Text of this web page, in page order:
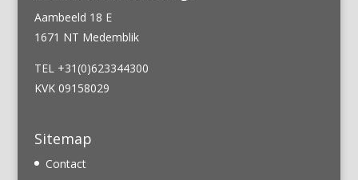
Aambeeld 18 E
1671 NT Medemblik
TEL +31(0)623344300
KVK 09158029
Sitemap
Contact